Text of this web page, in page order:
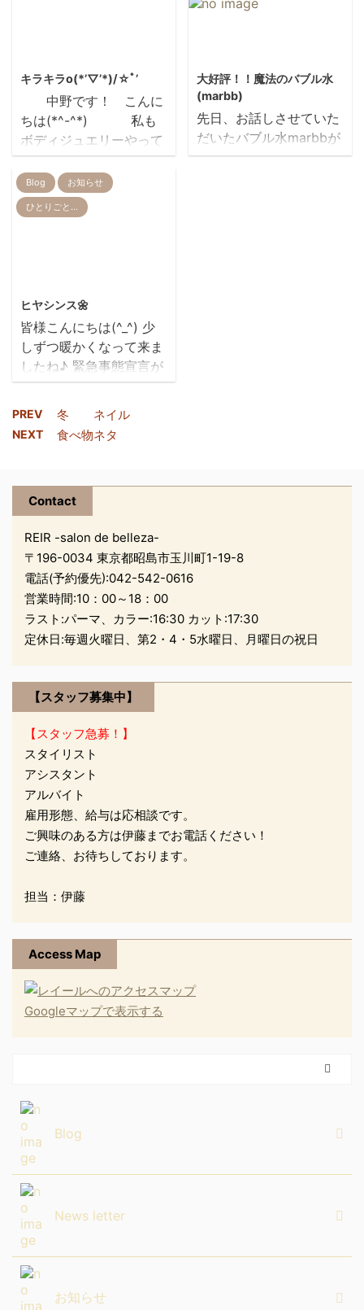
が出来ました 今回の
雪は 水分が少なくとっ
てもさらさらとした 雪
で 朝 太陽の光を浴
びて さらさら舞う雪
でした また八王子の
奥の方です車の中から
...
とか わかりますか？？
ダーは 男の子向けだし…
答えは アンパンマ
ン です
みなとみらいにある アン
キラキラo(*’▽’*)/☆ﾟ’
中野です！ こんに
ちは(*^-^*)ゞ 私も
ボディジュエリーやって
もらいました すご
い かわいいですよね～
(人´∀｀).☆.。.:*･ﾟ
テンションあがっちゃい
お呼ばれにも ポイントで
おしゃれしてみてはいか
がですか？ あさっ
ては スタッフ山本さんの
結婚式です 素敵な
ょう｡･ﾟ･(ﾉ∀`)･ﾟ･｡
nakano･｡･ﾟ 。。。〆(
大好評！！魔法のバブル水
(marbb)
先日、お話しさせていた
だいたバブル水marbbが
ご好評頂いております😊
ます。 炭酸より、かなり
Blog お知らせ
ひとりごと…
ヒヤシンス🌼
皆様こんにちは(^_^) 少
しずつ暖かくなって来ま
したね♪ 緊急事態宣言が
延長になってしまいまし
たが．．． レイールでは
感染症対策万全でお客様
をお待ち致しております
せ 少し前から レイ
ールでヒヤシンスを育て
ーん！ ついにお花が咲き
ましたよぉぉ✿ マーブ水
と普通のお水で育ててみ
ました🍃 伸びが違いま
す！ 一目瞭然ですね👀
marbb水は 元々農業で
いです👀 レイールに
PREV 冬 ネイル
NEXT 食べ物ネタ
Contact
REIR -salon de belleza-
〒196-0034 東京都昭島市玉川町1-19-8
電話(予約優先):042-542-0616
営業時間:10：00～18：00
ラスト:パーマ、カラー:16:30 カット:17:30
定休日:毎週火曜日、第2・4・5水曜日、月曜日の祝日
【スタッフ募集中】
【スタッフ急募！】
スタイリスト
アシスタント
アルバイト
雇用形態、給与は応相談です。
ご興味のある方は伊藤までお電話ください！
ご連絡、お待ちしております。
担当：伊藤
Access Map
Googleマップで表示する
Blog
News letter
お知らせ